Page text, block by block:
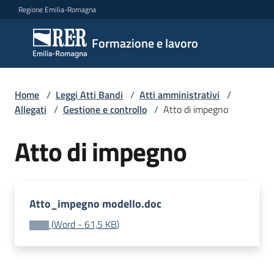
Vai al contenuto
Vai alla navigazione
Vai al footer
Regione Emilia-Romagna
Formazione e lavoro
Formazione
e lavoro
Argomenti
Novità
Servizi
Home / Leggi Atti Bandi / Atti amministrativi /
Allegati / Gestione e controllo / Atto di impegno
Atto di impegno
Atto_impegno modello.doc
(Word - 61,5 KB)